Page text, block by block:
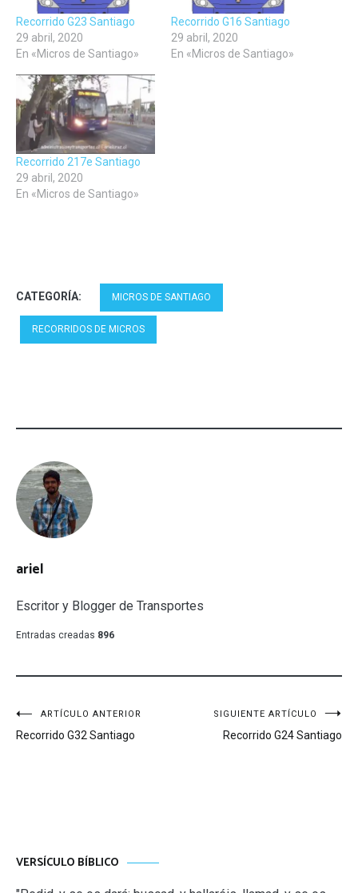
Recorrido G23 Santiago
29 abril, 2020
En «Micros de Santiago»
Recorrido G16 Santiago
29 abril, 2020
En «Micros de Santiago»
Recorrido 217e Santiago
29 abril, 2020
En «Micros de Santiago»
CATEGORÍA: MICROS DE SANTIAGO
RECORRIDOS DE MICROS
ariel
Escritor y Blogger de Transportes
Entradas creadas 896
Navegación
de
ARTÍCULO ANTERIOR
Recorrido G32 Santiago
SIGUIENTE ARTÍCULO
Recorrido G24 Santiago
VERSÍCULO BÍBLICO